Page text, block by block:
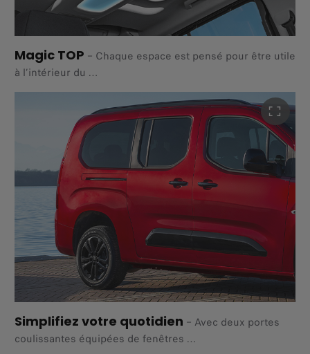
Magic TOP – Chaque espace est pensé pour être utile
à l’intérieur du
nouveau Qubo L, même celui au-dessus de votre tête.
Avec le Magic Top, profitez non seulement d’une zone de
toit multifonctionnelle, mais aussi d’un éclairage
ambiant grâce à son toit transparent flottant. Disponible
avec le pack La Prima, version 5 places uniquement.
Simplifiez votre quotidien – Avec deux portes
coulissantes équipées de fenêtres